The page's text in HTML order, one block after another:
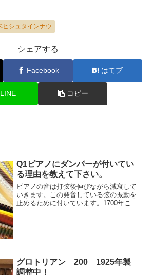
ヒシュタインナウ
シェアする
Facebook はてブ
LINE コピー
Q1ピアノにダンパーが付いてい
る理由を教えて下さい。
ピアノの音は打弦後伸びながら減衰して
いきます。この発音している弦の振動を
止めるために付いています。1700年ころ
グロトリアン 200 1925年製
調整中！